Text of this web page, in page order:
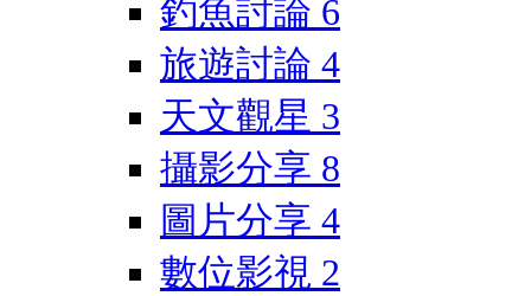
釣魚討論 6
旅遊討論 4
天文觀星 3
攝影分享 8
圖片分享 4
數位影視 2